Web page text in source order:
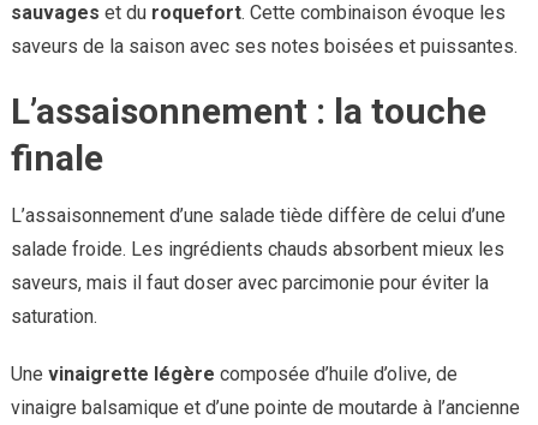
sauvages et du roquefort. Cette combinaison évoque les
saveurs de la saison avec ses notes boisées et puissantes.
L’assaisonnement : la touche
finale
L’assaisonnement d’une salade tiède diffère de celui d’une
salade froide. Les ingrédients chauds absorbent mieux les
saveurs, mais il faut doser avec parcimonie pour éviter la
saturation.
Une vinaigrette légère composée d’huile d’olive, de
vinaigre balsamique et d’une pointe de moutarde à l’ancienne